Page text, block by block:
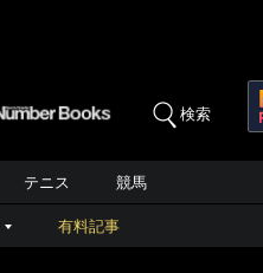
検索
テニス 競馬
有料記事